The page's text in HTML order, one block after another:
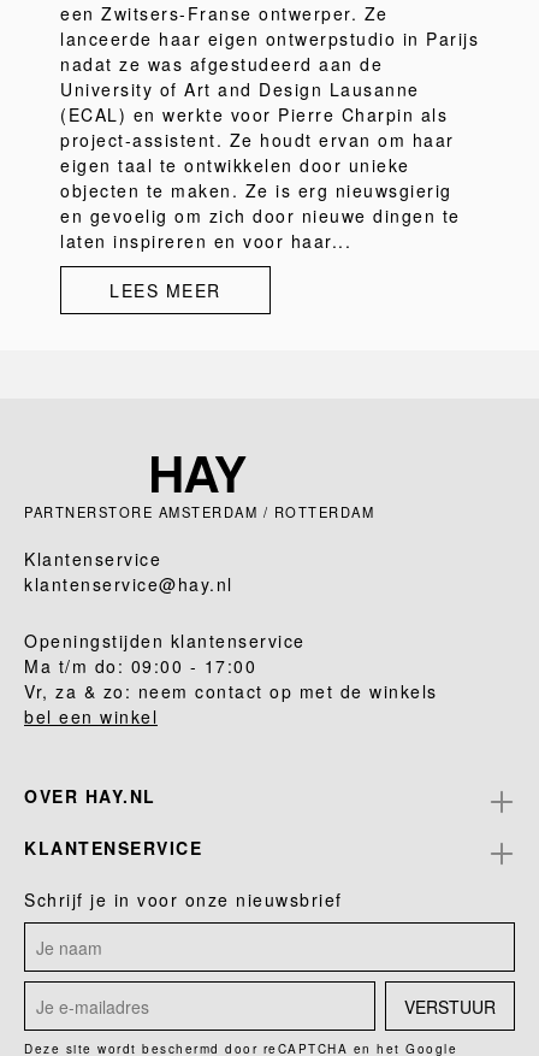
een Zwitsers-Franse ontwerper. Ze
lanceerde haar eigen ontwerpstudio in Parijs
nadat ze was afgestudeerd aan de
University of Art and Design Lausanne
(ECAL) en werkte voor Pierre Charpin als
project-assistent. Ze houdt ervan om haar
eigen taal te ontwikkelen door unieke
objecten te maken. Ze is erg nieuwsgierig
en gevoelig om zich door nieuwe dingen te
laten inspireren en voor haar...
LEES MEER
PARTNERSTORE AMSTERDAM / ROTTERDAM
Klantenservice
klantenservice@hay.nl
Openingstijden klantenservice
Ma t/m do: 09:00 - 17:00
Vr, za & zo: neem contact op met de winkels
bel een winkel
OVER HAY.NL
KLANTENSERVICE
Schrijf je in voor onze nieuwsbrief
VERSTUUR
Deze site wordt beschermd door reCAPTCHA en het Google